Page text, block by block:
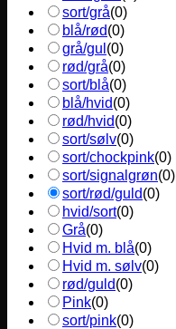
sort/grå(0)
blå/rød(0)
grå/gul (0)
rød/grå(0)
sort/blå(0)
blå/hvid(0)
rød/hvid(0)
sort/sølv(0)
sort/chockpink(0)
sort/signalgrøn(0)
sort/rød/guld(0)
hvid/sort(0)
Grå(0)
Hvid m. blå(0)
Hvid m. sølv(0)
rød/guld(0)
Pink(0)
sort/pink(0)